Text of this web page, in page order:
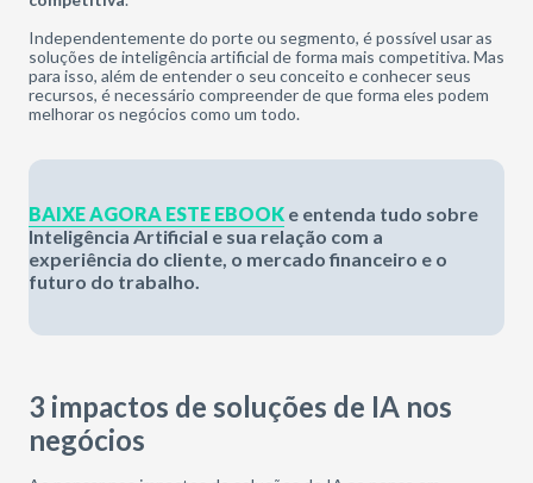
Independentemente do porte ou segmento, é possível usar as
soluções de inteligência artificial de forma mais competitiva. Mas
para isso, além de entender o seu conceito e conhecer seus
recursos, é necessário compreender de que forma eles podem
melhorar os negócios como um todo.
BAIXE AGORA ESTE EBOOK e entenda tudo sobre
Inteligência Artificial e sua relação com a
experiência do cliente, o mercado financeiro e o
futuro do trabalho.
3 impactos de soluções de IA nos
negócios